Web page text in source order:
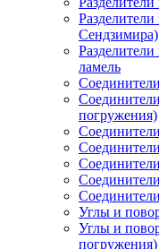
Сендзимира)
ламель
Соединители
погружения)
Углы и
Углы и
погружения)